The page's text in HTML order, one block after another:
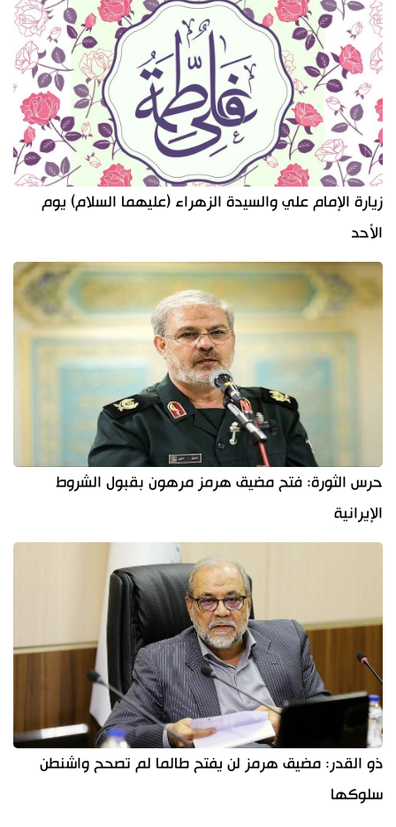
زيارة الإمام علي والسيدة الزهراء (عليهما السلام) يوم
الأحد
حرس الثورة: فتح مضيق هرمز مرهون بقبول الشروط
الإيرانية
ذو القدر: مضيق هرمز لن يفتح طالما لم تصحح واشنطن
سلوكها